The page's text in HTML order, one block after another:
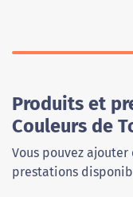
Produits et
Couleurs de
Vous pouvez
prestations